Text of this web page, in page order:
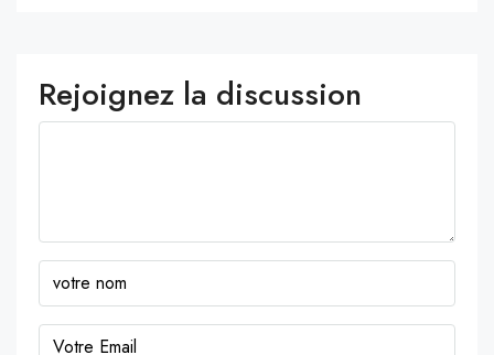
Rejoignez la discussion